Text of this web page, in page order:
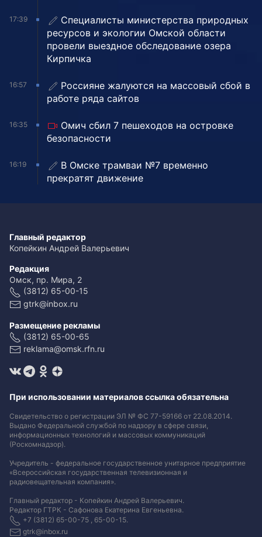
17:39
Специалисты министерства природных
ресурсов и экологии Омской области
провели выездное обследование озера
Кирпичка
16:57
Россияне жалуются на массовый сбой в
работе ряда сайтов
16:35
Омич сбил 7 пешеходов на островке
безопасности
16:19
В Омске трамваи №7 временно
прекратят движение
Главный редактор
Копейкин Андрей Валерьевич
Редакция
Омск, пр. Мира, 2
(3812) 65-00-15
gtrk@inbox.ru
Размещение рекламы
(3812) 65-00-65
reklama@omsk.rfn.ru
При использовании материалов ссылка обязательна
Свидетельство о регистрации ЭЛ № ФС 77-59166 от 22.08.2014.
Выдано Федеральной службой по надзору в сфере связи,
информационных технологий и массовых коммуникаций
(Роскомнадзор).
Учредитель - федеральное государственное унитарное предприятие
«Всероссийская государственная телевизионная и
радиовещательная компания».
Главный редактор - Копейкин Андрей Валерьевич.
Редактор ГТРК - Сафонова Екатерина Евгеньевна.
+7 (3812) 65-00-75 , 65-00-15.
gtrk@inbox.ru